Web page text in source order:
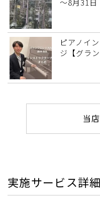
～8月31日
ピアノイ
ジ【グラ
当
実施サービス詳細